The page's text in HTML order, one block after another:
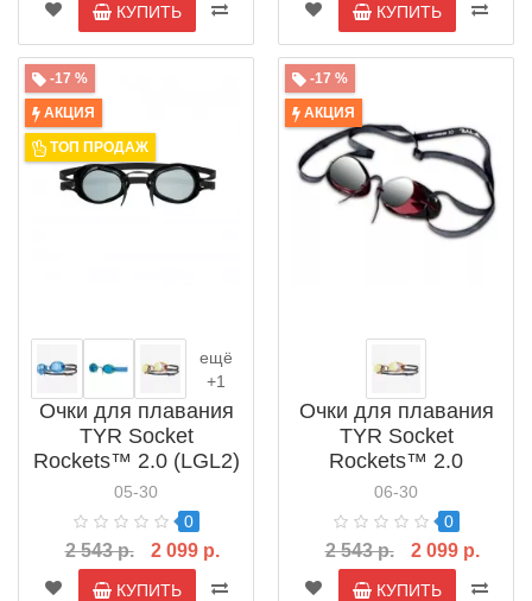
КУПИТЬ КУПИТЬ
-17 %
АКЦИЯ
ТОП ПРОДАЖ
ещё
+1
Очки для плавания
TYR Socket
Rockets™ 2.0 (LGL2)
05-30
0
2 543 р. 2 099 р.
КУПИТЬ
-17 %
АКЦИЯ
Очки для плавания
TYR Socket
Rockets™ 2.0
Metallized (LGL2M)
06-30
0
2 543 р. 2 099 р.
КУПИТЬ